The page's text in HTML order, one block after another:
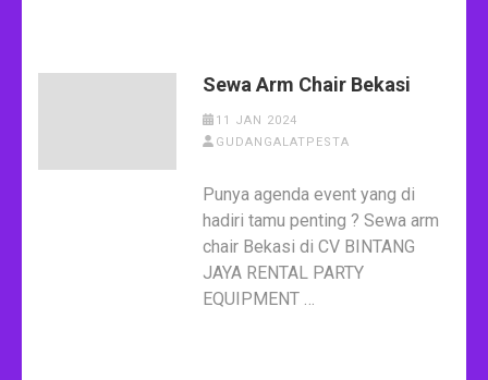
Sewa Arm Chair Bekasi
11 JAN 2024
GUDANGALATPESTA
Punya agenda event yang di
hadiri tamu penting ? Sewa arm
chair Bekasi di CV BINTANG
JAYA RENTAL PARTY
EQUIPMENT …